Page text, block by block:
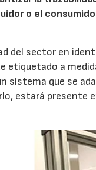
o el
del sector en
etiquetado a
sistema que se
estará presente